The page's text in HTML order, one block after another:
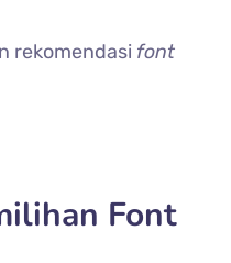
rekomendasi font
Font